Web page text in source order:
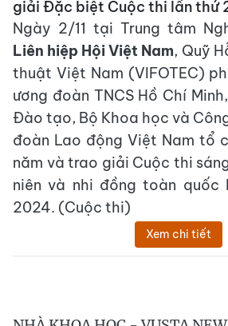
giải Đặc biệt Cuộc thi lần thứ
Ngày 2/11 tại Trung tâm
Liên hiệp Hội Việt Nam, Quỹ
thuật Việt Nam (VIFOTEC)
ương đoàn TNCS Hồ Chí
Đào tạo, Bộ Khoa học và
đoàn Lao động Việt Nam tổ
năm và trao giải Cuộc thi
niên và nhi đồng toàn quốc
2024. (Cuộc thi)
Xem chi tiết